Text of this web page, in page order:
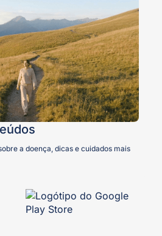
a doença, dicas e cuidados mais